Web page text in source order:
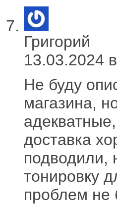
Григорий
13.03.2024
Не буду
магазина,
доставка
подводили,
тонировку
проблем